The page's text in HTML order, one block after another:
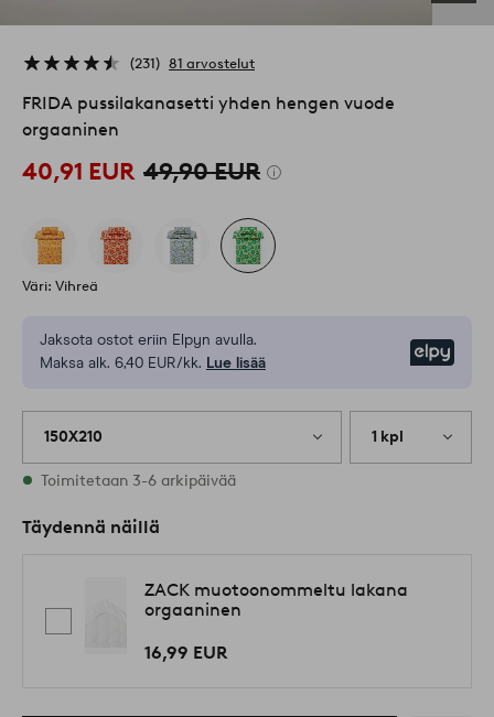
231 81 arvostelut
FRIDA pussilakanasetti yhden hengen vuode
orgaaninen
40,91 EUR 49,90 EUR
Väri: Vihreä
Jaksota ostot eriin Elpyn avulla.
Maksa alk. 6,40 EUR/kk. Lue lisää
150X210 1 kpl
Varastossa
Toimitetaan 3-6 arkipäivää
Täydennä näillä
ZACK muotoonommeltu lakana
orgaaninen
16,99 EUR